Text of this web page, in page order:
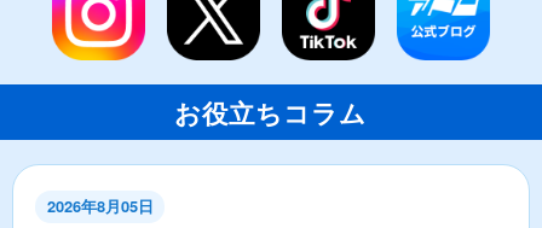
お役立ちコラム
2026年8月05日